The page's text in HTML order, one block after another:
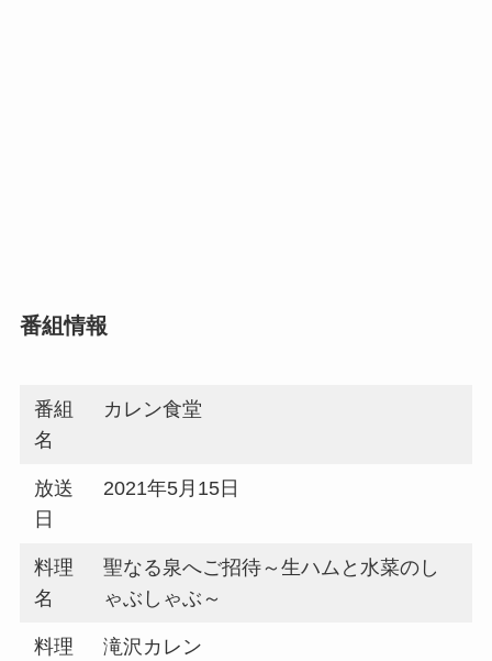
番組情報
番組
名
カレン食堂
放送
日
2021年5月15日
料理
名
聖なる泉へご招待～生ハムと水菜のし
ゃぶしゃぶ～
料理
滝沢カレン